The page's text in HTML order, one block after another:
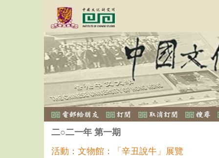
二○二一年 第一期
活動：文物館：「辛丑說牛」展覽